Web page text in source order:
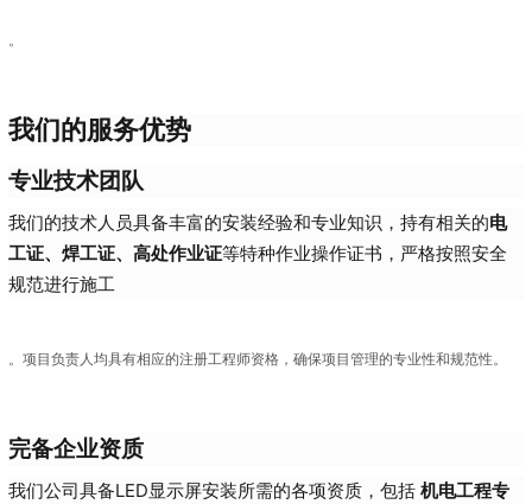
。
我们的服务优势
专业技术团队
我们的技术人员具备丰富的安装经验和专业知识，持有相关的电
工证、焊工证、高处作业证等特种作业操作证书，严格按照安全
规范进行施工
。项目负责人均具有相应的注册工程师资格，确保项目管理的专业性和规范性。
完备企业资质
我们公司具备LED显示屏安装所需的各项资质，包括 机电工程专